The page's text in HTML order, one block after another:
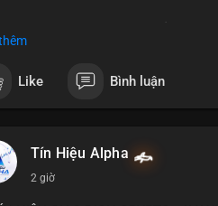
Like Bình luận
Tín Hiệu Alpha
2 giờ